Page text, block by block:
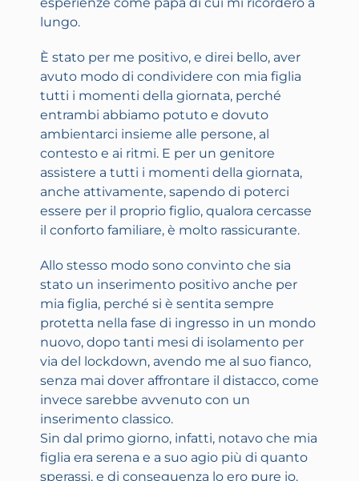
lungo.
È stato per me positivo, e direi bello, aver
avuto modo di condividere con mia figlia
tutti i momenti della giornata, perché
entrambi abbiamo potuto e dovuto
ambientarci insieme alle persone, al
contesto e ai ritmi. E per un genitore
assistere a tutti i momenti della giornata,
anche attivamente, sapendo di poterci
essere per il proprio figlio, qualora cercasse
il conforto familiare, è molto rassicurante.
Allo stesso modo sono convinto che sia
stato un inserimento positivo anche per
mia figlia, perché si è sentita sempre
protetta nella fase di ingresso in un mondo
nuovo, dopo tanti mesi di isolamento per
via del lockdown, avendo me al suo fianco,
senza mai dover affrontare il distacco, come
invece sarebbe avvenuto con un
inserimento classico.
Sin dal primo giorno, infatti, notavo che mia
figlia era serena e a suo agio più di quanto
sperassi, e di conseguenza lo ero pure io.